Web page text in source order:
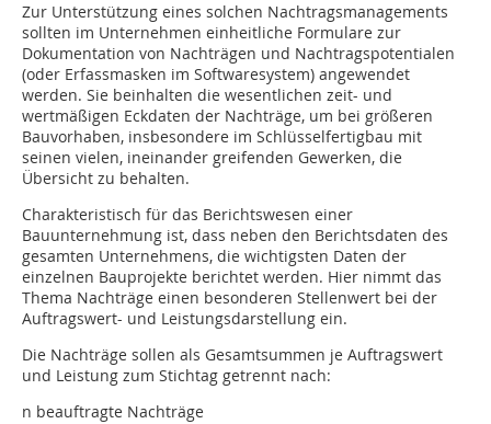
Zur Unterstützung eines solchen Nachtragsmanagements
sollten im Unternehmen einheitliche Formulare zur
Dokumentation von Nachträgen und Nachtragspotentialen
(oder Erfassmasken im Softwaresystem) angewendet
werden. Sie beinhalten die wesentlichen zeit- und
wertmäßigen Eckdaten der Nachträge, um bei größeren
Bauvorhaben, insbesondere im Schlüsselfertigbau mit
seinen vielen, ineinander greifenden Gewerken, die
Übersicht zu behalten.
Charakteristisch für das Berichtswesen einer
Bauunternehmung ist, dass neben den Berichtsdaten des
gesamten Unternehmens, die wichtigsten Daten der
einzelnen Bauprojekte berichtet werden. Hier nimmt das
Thema Nachträge einen besonderen Stellenwert bei der
Auftragswert- und Leistungsdarstellung ein.
Die Nachträge sollen als Gesamtsummen je Auftragswert
und Leistung zum Stichtag getrennt nach:
n beauftragte Nachträge